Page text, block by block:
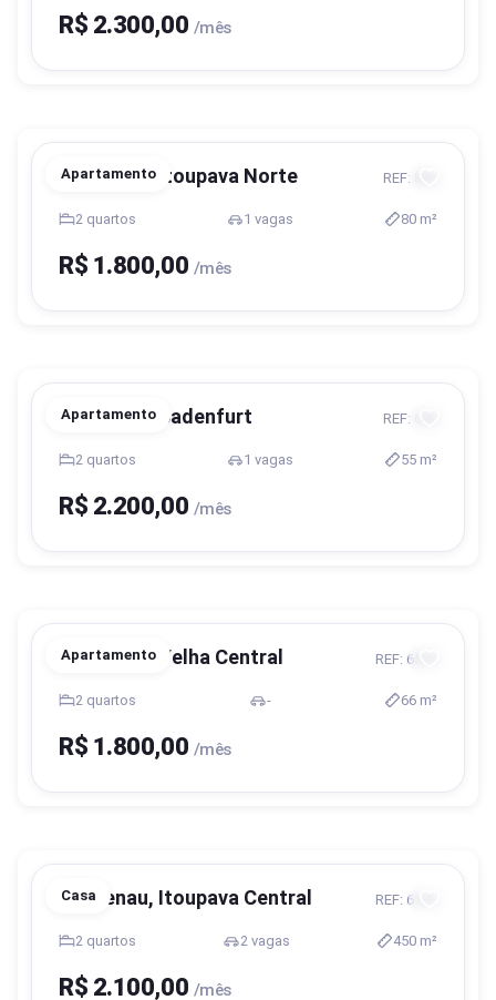
R$ 2.300,00 /mês
Apartamento
Blumenau, Itoupava Norte REF: 826
2 quartos 1 vagas 80 m²
R$ 1.800,00 /mês
Apartamento
Blumenau, Badenfurt REF: 656
2 quartos 1 vagas 55 m²
R$ 2.200,00 /mês
Apartamento
Blumenau, Velha Central REF: 6570
2 quartos - 66 m²
R$ 1.800,00 /mês
Casa
Blumenau, Itoupava Central REF: 6163
2 quartos 2 vagas 450 m²
R$ 2.100,00 /mês